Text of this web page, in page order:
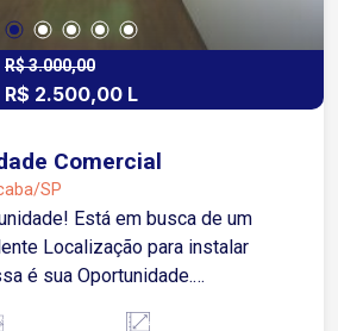
R$ 3.000,00
R$ 2.500,00 L
Comercial
SP
Está em busca de um
Localização para instalar
é sua Oportunidade.